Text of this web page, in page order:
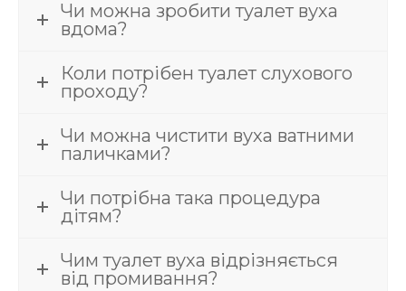
Чи можна зробити туалет вуха
вдома?
Коли потрібен туалет слухового
проходу?
Чи можна чистити вуха ватними
паличками?
Чи потрібна така процедура
дітям?
Чим туалет вуха відрізняється
від промивання?